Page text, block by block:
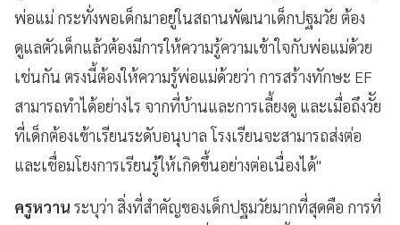
พ่อแม่ กระทั่งพอเด็กมาอยู่ในสถานพัฒนาเด็กปฐมวัย ต้อง
ดูแลตัวเด็กแล้วต้องมีการให้ความรู้ความเข้าใจกับพ่อแม่ด้วย
เช่นกัน ตรงนี้ต้องให้ความรู้พ่อแม่ด้วยว่า การสร้างทักษะ EF
สามารถทำได้อย่างไร จากที่บ้านและการเลี้ยงดู และเมื่อถึงวััย
ที่เด็กต้องเข้าเรียนระดับอนุบาล โรงเรียนจะสามารถส่งต่อ
และเชื่อมโยงการเรียนรู้ให้เกิดขึ้นอย่างต่อเนื่องได้"
ครูหวาน ระบุว่า สิ่งที่สำคัญของเด็กปฐมวัยมากที่สุดคือ การที่